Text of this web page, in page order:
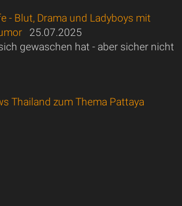
- Blut, Drama und Ladyboys mit
25.07.2025
gewaschen hat - aber sicher nicht
Thailand zum Thema Pattaya